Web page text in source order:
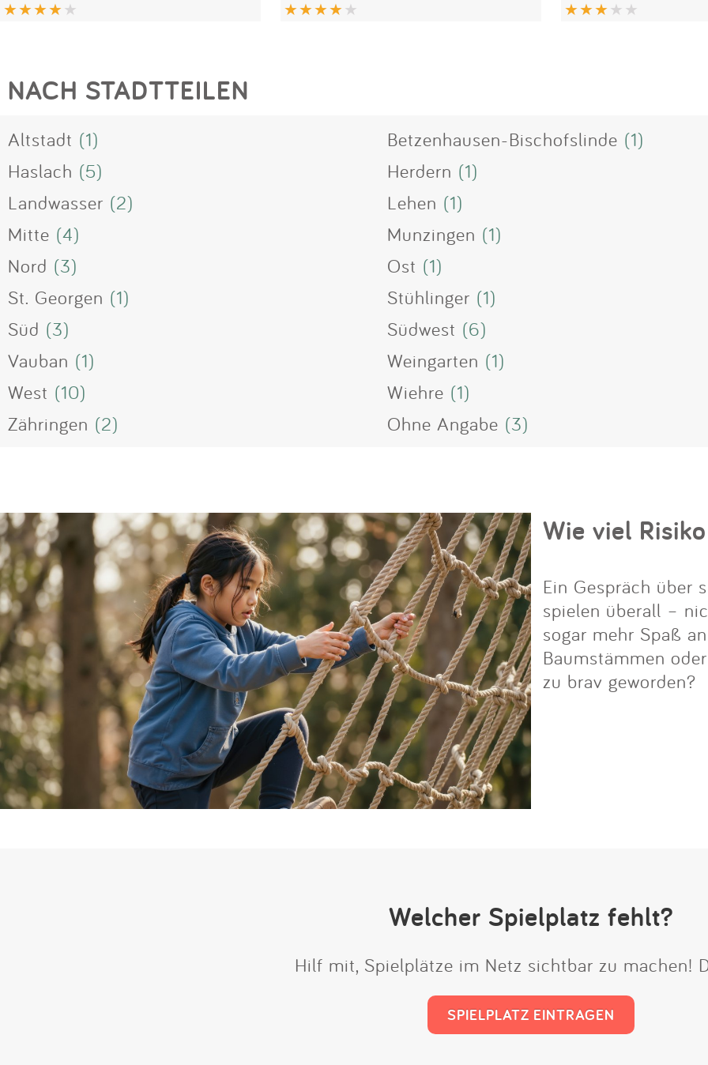
NACH STADTTEILEN
Altstadt (1) Betzenhausen-Bischofslinde (1)
Haslach (5) Herdern (1)
Landwasser (2) Lehen (1)
Mitte (4) Munzingen (1)
Nord (3) Ost (1)
St. Georgen (1) Stühlinger (1)
Süd (3) Südwest (6)
Vauban (1) Weingarten (1)
West (10) Wiehre (1)
Zähringen (2) Ohne Angabe (3)
Wie viel
Ein Gespräch über
spielen überall –
sogar mehr Spaß
Baumstämmen
zu brav geworden?
Welcher Spielplatz fehlt?
Hilf mit, Spielplätze im Netz sichtbar zu machen!
SPIELPLATZ EINTRAGEN